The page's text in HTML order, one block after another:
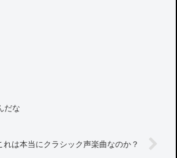
だな
れは本当にクラシック声楽曲なのか？